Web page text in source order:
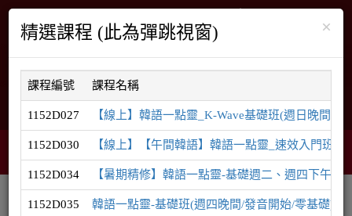
English 網站導覽
網頁選單
購物車 0
學員登入
課程系列
相關連結
×
精選課程 (此為彈跳視窗)
課程編號 課程名稱
1152D027 【線上】韓語一點靈_K-Wave基礎班(週日晚間/
1152D030 【線上】【午間韓語】韓語一點靈_速效入門班(
1152D034 【暑期精修】韓語一點靈-基礎週二、週四下午密
1152D035 韓語一點靈-基礎班(週四晚間/發音開始/零基礎)